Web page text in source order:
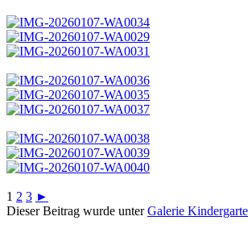
1 2 3 ►
Dieser Beitrag wurde unterGalerie